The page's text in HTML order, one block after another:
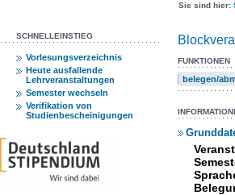
Sie sind hier:
SCHNELLEINSTIEG
Vorlesungsverzeichnis
Heute ausfallende
Lehrveranstaltungen
Semester wechseln
Verifikation von
Studienbescheinigungen
FUNKTIONEN
belegen/